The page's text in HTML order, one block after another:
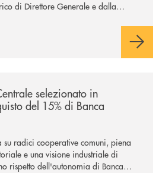
di Direttore Generale e dalla
dell’Amministratore Delegato, e con
selezionato in
del 15% di Banca
radici cooperative comuni, piena
e una visione industriale di
rispetto dell'autonomia di Banca